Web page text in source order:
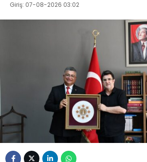
Giriş: 07-08-2026 03:02